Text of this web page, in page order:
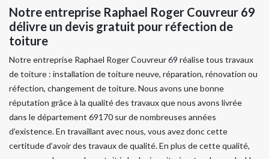
Notre entreprise Raphael Roger Couvreur 69
délivre un devis gratuit pour réfection de
toiture
Notre entreprise Raphael Roger Couvreur 69 réalise tous travaux
de toiture : installation de toiture neuve, réparation, rénovation ou
réfection, changement de toiture. Nous avons une bonne
réputation grâce à la qualité des travaux que nous avons livrée
dans le département 69170 sur de nombreuses années
d’existence. En travaillant avec nous, vous avez donc cette
certitude d’avoir des travaux de qualité. En plus de cette qualité,